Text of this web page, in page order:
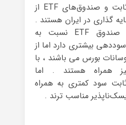
صندوق‌های درآمد ثابت و صندوق‌های ETF از
گذاری در ایران هستند .
صندوق سهامی یا صندوق ETF نسبت به
بیشتری دارد اما از
بورس می باشند ، با
همراه هستند . اما
سود کمتری به همراه
مناسب ترند .